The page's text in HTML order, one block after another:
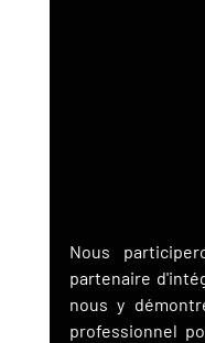
Nous
partenaire
nous y
professionnel